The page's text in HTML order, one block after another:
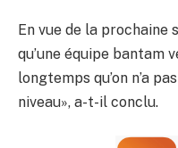
En vue de la prochaine
qu’une équipe bantam
longtemps qu’on n’a
niveau», a-t-il conclu.